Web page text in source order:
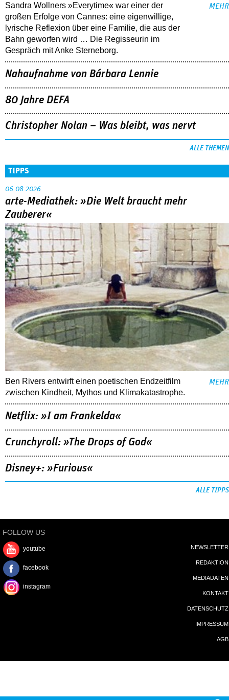
Sandra Wollners »Everytime« war einer der
großen Erfolge von Cannes: eine eigenwillige,
lyrische Reflexion über eine ­Familie, die aus der
Bahn geworfen wird … Die Regisseurin im
Gespräch mit Anke Sterneborg.
MEHR
Nahaufnahme von Bárbara Lennie
80 Jahre DEFA
Christopher Nolan – Was bleibt, was nervt
ALLE THEMEN
TIPPS
06.08.2026
arte-Mediathek: »Die Welt braucht mehr
Zauberer«
Ben Rivers entwirft einen poetischen Endzeitfilm
zwischen Kindheit, Mythos und Klimakatastrophe.
MEHR
Netflix: »I am Frankelda«
Crunchyroll: »The Drops of God«
Disney+: »Furious«
ALLE TIPPS
FOLLOW US
youtube
facebook
instagram
NEWSLETTER
REDAKTION
MEDIADATEN
KONTAKT
DATENSCHUTZ
IMPRESSUM
AGB